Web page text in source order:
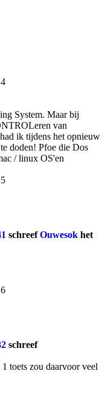
System. Maar bij
van
ik tijdens het opnieuw
doden! Pfoe die Dos
/ linux OS'en
schreefOuwesok het
schreef
toets zou daarvoor veel